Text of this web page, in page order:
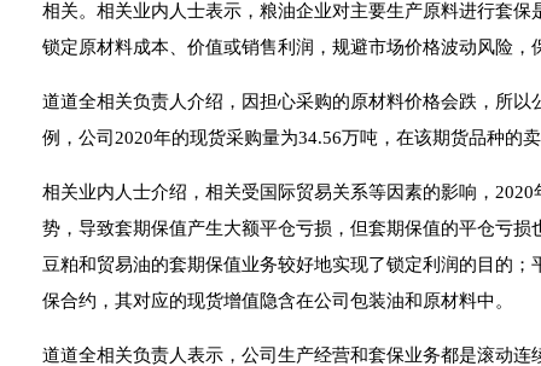
相关。相关业内人士表示，粮油企业对主要生产原料进行套
锁定原材料成本、价值或销售利润，规避市场价格波动风险，
道道全相关负责人介绍，因担心采购的原材料价格会跌，所
例，公司2020年的现货采购量为34.56万吨，在该期货品种的
相关业内人士介绍，相关受国际贸易关系等因素的影响，
势，导致套期保值产生大额平仓亏损，但套期保值的平仓亏
豆粕和贸易油的套期保值业务较好地实现了锁定利润的目的
保合约，其对应的现货增值隐含在公司包装油和原材料中。
道道全相关负责人表示，公司生产经营和套保业务都是滚动